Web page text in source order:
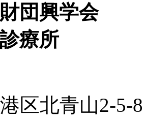
団興学会
療所
区北青山2-5-8